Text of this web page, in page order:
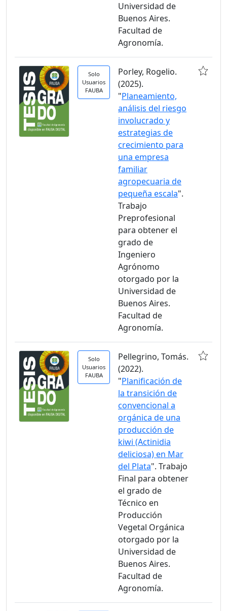
Universidad de
Buenos Aires.
Facultad de
Agronomía.
Solo
Usuarios
FAUBA
Porley, Rogelio.
(2025).
"Planeamiento,
análisis del riesgo
involucrado y
estrategias de
crecimiento para
una empresa
familiar
agropecuaria de
pequeña escala".
Trabajo
Preprofesional
para obtener el
grado de
Ingeniero
Agrónomo
otorgado por la
Universidad de
Buenos Aires.
Facultad de
Agronomía.
Solo
Usuarios
FAUBA
Pellegrino, Tomás.
(2022).
"Planificación de
la transición de
convencional a
orgánica de una
producción de
kiwi (Actinidia
deliciosa) en Mar
del Plata". Trabajo
Final para obtener
el grado de
Técnico en
Producción
Vegetal Orgánica
otorgado por la
Universidad de
Buenos Aires.
Facultad de
Agronomía.